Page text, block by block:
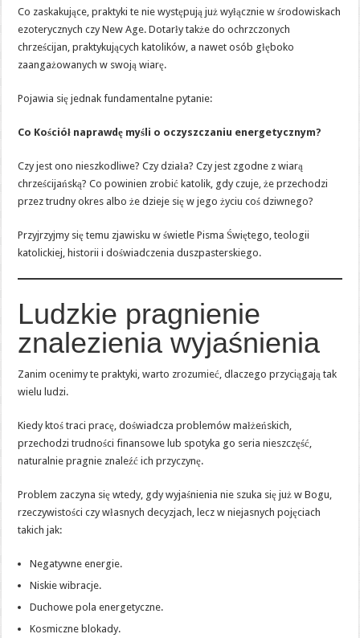
Co zaskakujące, praktyki te nie występują już wyłącznie w środowiskach
ezoterycznych czy New Age. Dotarły także do ochrzczonych
chrześcijan, praktykujących katolików, a nawet osób głęboko
zaangażowanych w swoją wiarę.
Pojawia się jednak fundamentalne pytanie:
Co Kościół naprawdę myśli o oczyszczaniu energetycznym?
Czy jest ono nieszkodliwe? Czy działa? Czy jest zgodne z wiarą
chrześcijańską? Co powinien zrobić katolik, gdy czuje, że przechodzi
przez trudny okres albo że dzieje się w jego życiu coś dziwnego?
Przyjrzyjmy się temu zjawisku w świetle Pisma Świętego, teologii
katolickiej, historii i doświadczenia duszpasterskiego.
Ludzkie pragnienie
znalezienia wyjaśnienia
Zanim ocenimy te praktyki, warto zrozumieć, dlaczego przyciągają tak
wielu ludzi.
Kiedy ktoś traci pracę, doświadcza problemów małżeńskich,
przechodzi trudności finansowe lub spotyka go seria nieszczęść,
naturalnie pragnie znaleźć ich przyczynę.
Problem zaczyna się wtedy, gdy wyjaśnienia nie szuka się już w Bogu,
rzeczywistości czy własnych decyzjach, lecz w niejasnych pojęciach
takich jak:
Negatywne energie.
Niskie wibracje.
Duchowe pola energetyczne.
Kosmiczne blokady.